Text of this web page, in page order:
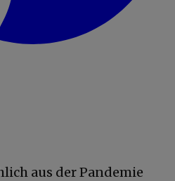
aus der Pandemie